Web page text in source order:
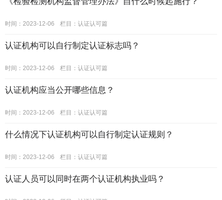
时间：2023-12-06 栏目： 认证认可篇
认证机构可以自行制定认证标志吗？
时间：2023-12-06 栏目： 认证认可篇
认证机构应当公开哪些信息？
时间：2023-12-06 栏目： 认证认可篇
什么情况下认证机构可以自行制定认证规则？
时间：2023-12-06 栏目： 认证认可篇
认证人员可以同时在两个认证机构执业吗？